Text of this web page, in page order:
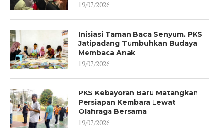
19/07/2026
Inisiasi Taman Baca Senyum, PKS
Jatipadang Tumbuhkan Budaya
Membaca Anak
19/07/2026
PKS Kebayoran Baru Matangkan
Persiapan Kembara Lewat
Olahraga Bersama
19/07/2026